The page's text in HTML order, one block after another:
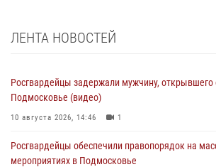
ЛЕНТА НОВОСТЕЙ
Росгвардейцы задержали мужчину, открывшего
Подмосковье (видео)
10 августа 2026, 14:46 1
Росгвардейцы обеспечили правопорядок на
мероприятиях в Подмосковье